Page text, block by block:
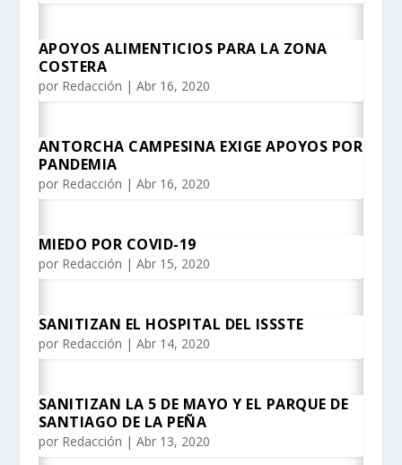
APOYOS ALIMENTICIOS PARA LA ZONA
COSTERA
por Redacción | Abr 16, 2020
ANTORCHA CAMPESINA EXIGE APOYOS POR
PANDEMIA
por Redacción | Abr 16, 2020
MIEDO POR COVID-19
por Redacción | Abr 15, 2020
SANITIZAN EL HOSPITAL DEL ISSSTE
por Redacción | Abr 14, 2020
SANITIZAN LA 5 DE MAYO Y EL PARQUE DE
SANTIAGO DE LA PEÑA
por Redacción | Abr 13, 2020